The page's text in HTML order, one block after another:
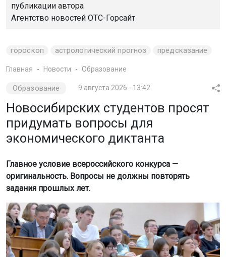
публикации автора
Агентство новостей ОТС-Горсайт
гороскоп астрологический прогноз предсказание
Главная Новости Образование
Образование 9 августа 2026 - 13:42
Новосибирских студентов просят
придумать вопросы для
экономического диктанта
Главное условие всероссийского конкурса —
оригинальность. Вопросы не должны повторять
задания прошлых лет.